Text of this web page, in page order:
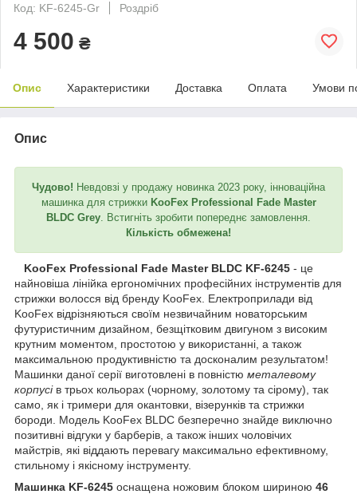
Код: KF-6245-Gr
Роздріб
4 500 ₴
Опис Характеристики Доставка Оплата Умови
Опис
Чудово! Невдовзі у продажу новинка 2023 року, інноваційна
машинка для стрижки KooFex Professional Fade Master
BLDC Grey . Встигніть зробити попереднє замовлення.
Кількість обмежена!
KooFex Professional Fade Master BLDC KF-6245 - це
найновіша лінійка ергономічних професійних інструментів для
стрижки волосся від бренду KooFex. Електроприлади від
KooFex відрізняються своїм незвичайним новаторським
футуристичним дизайном, безщітковим двигуном з високим
крутним моментом, простотою у використанні, а також
максимальною продуктивністю та досконалим результатом!
Машинки даної серії виготовлені в повністю металевому
корпусі в трьох кольорах (чорному, золотому та сірому), так
само, як і тримери для окантовки, візерунків та стрижки
бороди. Модель KooFex BLDC безперечно знайде виключно
позитивні відгуки у барберів, а також інших чоловічих
майстрів, які віддають перевагу максимально ефективному,
стильному і якісному інструменту.
Машинка KF-6245 оснащена ножовим блоком шириною 46